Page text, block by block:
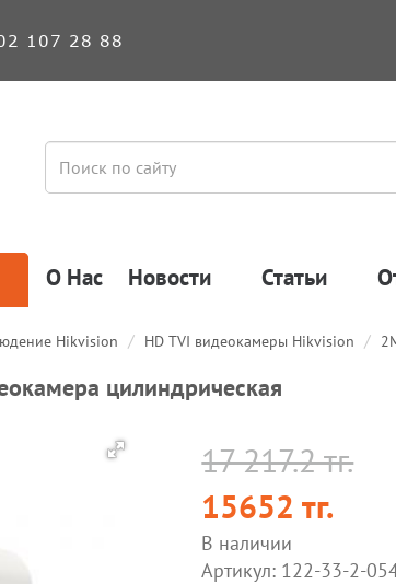
107 28 88
О Нас Новости Статьи
Hikvision HD TVI видеокамеры Hikvision
цилиндрическая
17 217.2 тг.
15652 тг.
В наличии
Артикул: 122-33-2-